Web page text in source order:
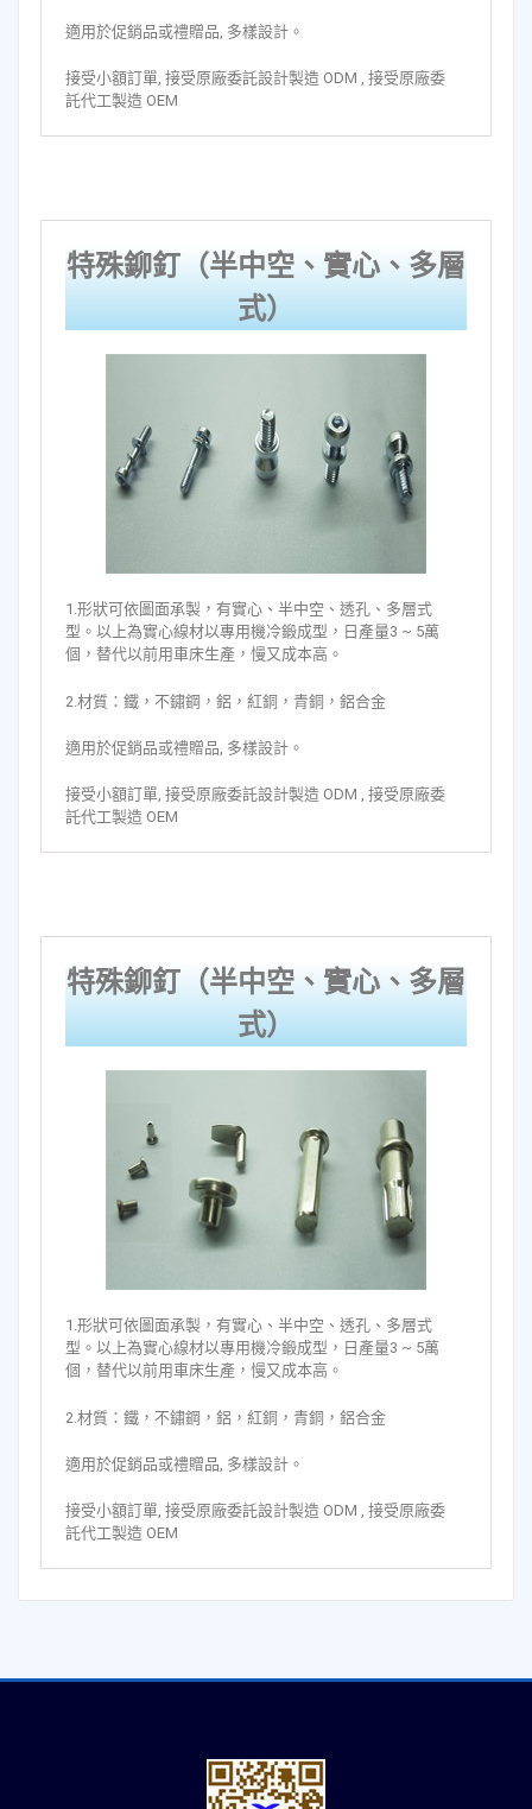
適用於促銷品或禮贈品, 多樣設計。
接受小額訂單, 接受原廠委託設計製造 ODM , 接受原廠委
託代工製造 OEM
特殊鉚釘（半中空、實心、多層
式）
1.形狀可依圖面承製，有實心、半中空、透孔、多層式
型。以上為實心線材以專用機冷鍛成型，日產量3 ~ 5萬
個，替代以前用車床生產，慢又成本高。
2.材質：鐵，不鏽鋼，鋁，紅銅，青銅，鋁合金
適用於促銷品或禮贈品, 多樣設計。
接受小額訂單, 接受原廠委託設計製造 ODM , 接受原廠委
託代工製造 OEM
特殊鉚釘（半中空、實心、多層
式）
1.形狀可依圖面承製，有實心、半中空、透孔、多層式
型。以上為實心線材以專用機冷鍛成型，日產量3 ~ 5萬
個，替代以前用車床生產，慢又成本高。
2.材質：鐵，不鏽鋼，鋁，紅銅，青銅，鋁合金
適用於促銷品或禮贈品, 多樣設計。
接受小額訂單, 接受原廠委託設計製造 ODM , 接受原廠委
託代工製造 OEM